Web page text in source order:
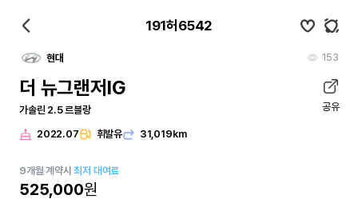
191허6542
현대 153
더 뉴그랜저IG
가솔린 2.5 르블랑 공유
2022.07 휘발유 31,019km
9개월 계약시최저 대여료
525,000원